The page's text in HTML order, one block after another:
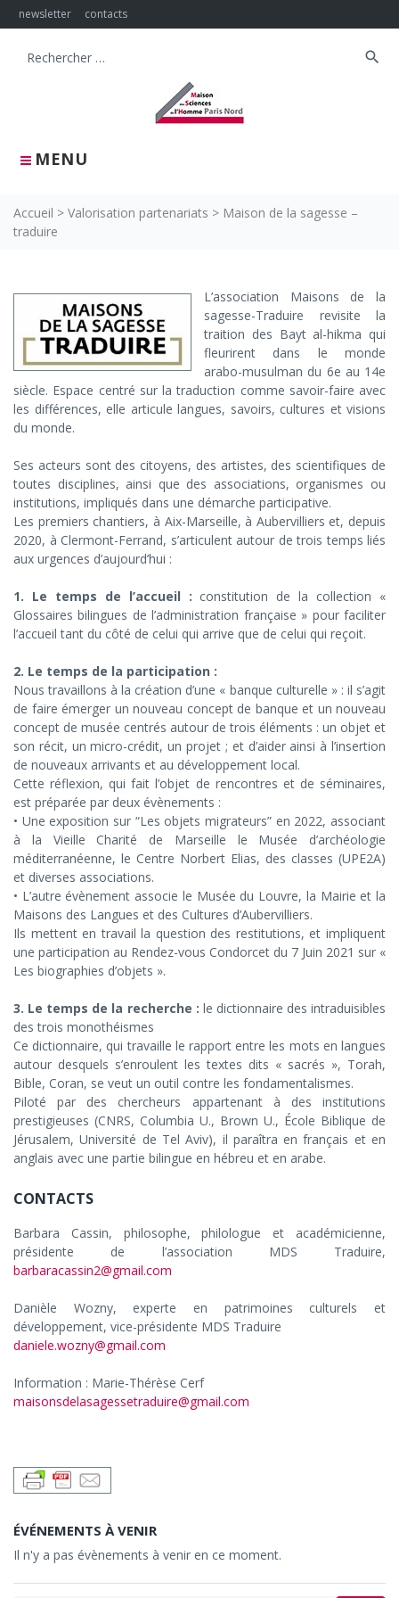
Skip
to
newsletter contacts
MENU
Search
search
Accueil > Valorisation partenariats > Maison de la sagesse –
traduire
Maison
de
la
sagesse
-
traduire
L’association Maisons de la
sagesse-Traduire revisite la
traition des Bayt al-hikma qui
fleurirent dans le monde
arabo-musulman du 6e au 14e
siècle. Espace centré sur la traduction comme savoir-faire avec
les différences, elle articule langues, savoirs, cultures et visions
du monde.
Ses acteurs sont des citoyens, des artistes, des scientifiques de
toutes disciplines, ainsi que des associations, organismes ou
institutions, impliqués dans une démarche participative.
Les premiers chantiers, à Aix-Marseille, à Aubervilliers et, depuis
2020, à Clermont-Ferrand, s’articulent autour de trois temps liés
aux urgences d’aujourd’hui :
1. Le temps de l’accueil : constitution de la collection «
Glossaires bilingues de l’administration française » pour faciliter
l’accueil tant du côté de celui qui arrive que de celui qui reçoit.
2. Le temps de la participation :
Nous travaillons à la création d’une « banque culturelle » : il s’agit
de faire émerger un nouveau concept de banque et un nouveau
concept de musée centrés autour de trois éléments : un objet et
son récit, un micro-crédit, un projet ; et d’aider ainsi à l’insertion
de nouveaux arrivants et au développement local.
Cette réflexion, qui fait l’objet de rencontres et de séminaires,
est préparée par deux évènements :
• Une exposition sur “Les objets migrateurs” en 2022, associant
à la Vieille Charité de Marseille le Musée d’archéologie
méditerranéenne, le Centre Norbert Elias, des classes (UPE2A)
et diverses associations.
• L’autre évènement associe le Musée du Louvre, la Mairie et la
Maisons des Langues et des Cultures d’Aubervilliers.
Ils mettent en travail la question des restitutions, et impliquent
une participation au Rendez-vous Condorcet du 7 Juin 2021 sur «
Les biographies d’objets ».
3. Le temps de la recherche : le dictionnaire des intraduisibles
des trois monothéismes
Ce dictionnaire, qui travaille le rapport entre les mots en langues
autour desquels s’enroulent les textes dits « sacrés », Torah,
Bible, Coran, se veut un outil contre les fondamentalismes.
Piloté par des chercheurs appartenant à des institutions
prestigieuses (CNRS, Columbia U., Brown U., École Biblique de
Jérusalem, Université de Tel Aviv), il paraîtra en français et en
anglais avec une partie bilingue en hébreu et en arabe.
CONTACTS
Barbara Cassin, philosophe, philologue et académicienne,
présidente de l’association MDS Traduire,
barbaracassin2@gmail.com
Danièle Wozny, experte en patrimoines culturels et
développement, vice-présidente MDS Traduire
daniele.wozny@gmail.com
Information : Marie-Thérèse Cerf
maisonsdelasagessetraduire@gmail.com
ÉVÉNEMENTS À VENIR
Il n'y a pas évènements à venir en ce moment.